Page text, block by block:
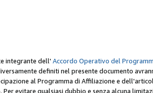
integrante dell' Accordo Operativo del
definiti nel presente documento
al Programma di Affiliazione e
evitare qualsiasi dubbio e senza alcuna